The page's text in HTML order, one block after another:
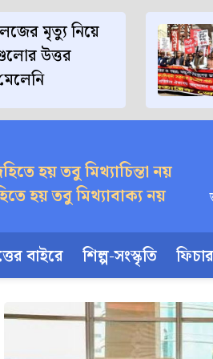
মৃত্যু নিয়ে
উত্তর
হয় তবু মিথ্যাচিন্তা নয়
হয় তবু মিথ্যাবাক্য নয়
বাইরে শিল্প-সংস্কৃতি ফিচার